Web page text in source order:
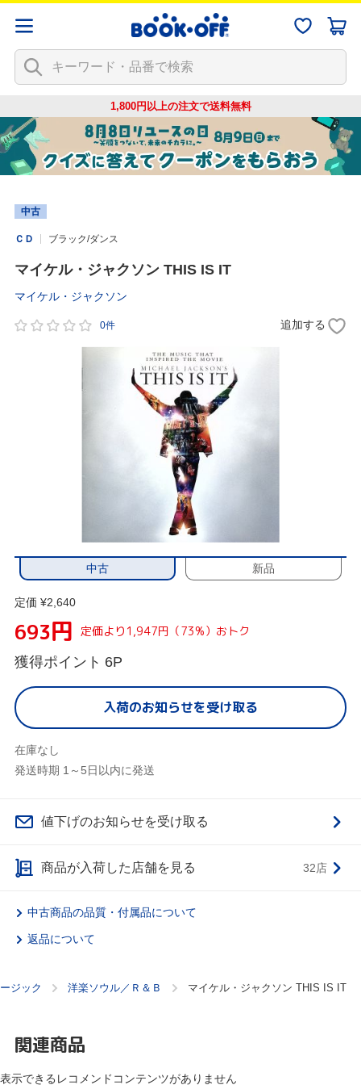
1,800円以上の注文で送料無料
中古
ＣＤ ブラック/ダンス
マイケル・ジャクソン THIS IS IT
マイケル・ジャクソン
0件 追加する
中古 新品
定価 ¥2,640
693円 定価より1,947円（73%）おトク
獲得ポイント 6P
入荷のお知らせを受け取る
在庫なし
発送時期 1～5日以内に発送
値下げのお知らせを受け取る
商品が入荷した店舗を見る 32店
中古商品の品質・付属品について
返品について
ジック 洋楽ソウル／Ｒ＆Ｂ マイケル・ジャクソン THIS IS IT
関連商品
表示できるレコメンドコンテンツがありません